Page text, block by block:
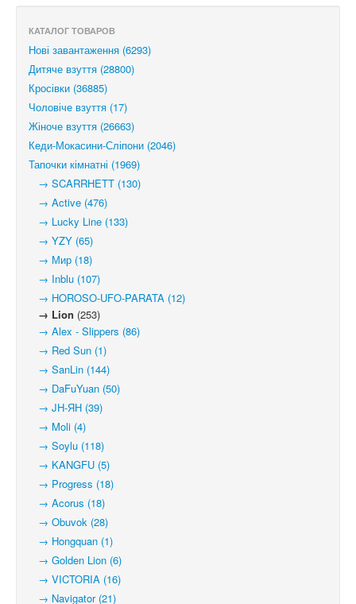
КАТАЛОГ ТОВАРОВ
Нові завантаження (6293)
Дитяче взуття (28800)
Кросівки (36885)
Чоловіче взуття (17)
Жіноче взуття (26663)
Кеди-Мокасини-Сліпони (2046)
Тапочки кімнатні (1969)
→ SCARRHETT (130)
→ Active (476)
→ Lucky Line (133)
→ YZY (65)
→ Мир (18)
→ Inblu (107)
→ HOROSO-UFO-PARATA (12)
→ Lion (253)
→ Alex - Slippers (86)
→ Red Sun (1)
→ SanLin (144)
→ DaFuYuan (50)
→ JH-ЯН (39)
→ Moli (4)
→ Soylu (118)
→ KANGFU (5)
→ Progress (18)
→ Acorus (18)
→ Obuvok (28)
→ Hongquan (1)
→ Golden Lion (6)
→ VICTORIA (16)
→ Navigator (21)